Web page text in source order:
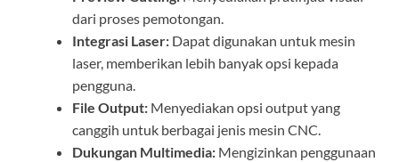
dari proses pemotongan.
Integrasi Laser: Dapat digunakan untuk mesin
laser, memberikan lebih banyak opsi kepada
pengguna.
File Output: Menyediakan opsi output yang
canggih untuk berbagai jenis mesin CNC.
Dukungan Multimedia: Mengizinkan penggunaan